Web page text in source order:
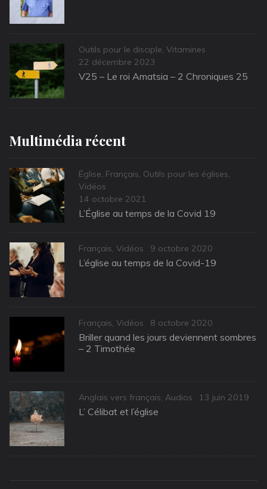
Categories
Outils pour le disciple, Vitamines
Posted
on
22 décembre 2023
V25 – Le roi Amatsia – 2 Chroniques 25
Multimédia récent
Categories
Église, Français, Outils pour les églises,
Vidéos
Posted
on
14 octobre 2021
L’Église au temps de la Covid 19
Categories
Français, Vidéos
Posted
on
9 octobre 2020
L’église au temps de la Covid-19
Categories
Français, Vidéos
Posted
on
8 octobre 2020
Briller quand les jours deviennent sombres
– 2 Timothée
Categories
Anglais vers français, Audios
Posted
13 juin 2019
L’ Célibat et l’église